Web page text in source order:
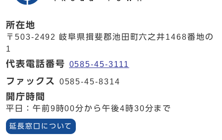
所在地
〒503-2492 岐阜県揖斐郡池田町六之井1468番地の
1
代表電話番号 0585-45-3111
ファックス 0585-45-8314
開庁時間
平日：午前9時00分から午後4時30分まで
延長窓口について